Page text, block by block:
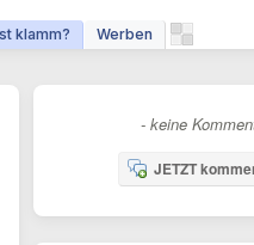
klamm? Werben
- keine
JETZT